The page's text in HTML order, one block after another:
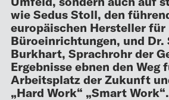
wie Sedus Stoll, den
europäischen Hersteller für
Büroeinrichtungen, und
Burkhart, Sprachrohr der
Ergebnisse ebnen den Weg
Arbeitsplatz der Zukunft
„Hard Work“ „Smart Work“.